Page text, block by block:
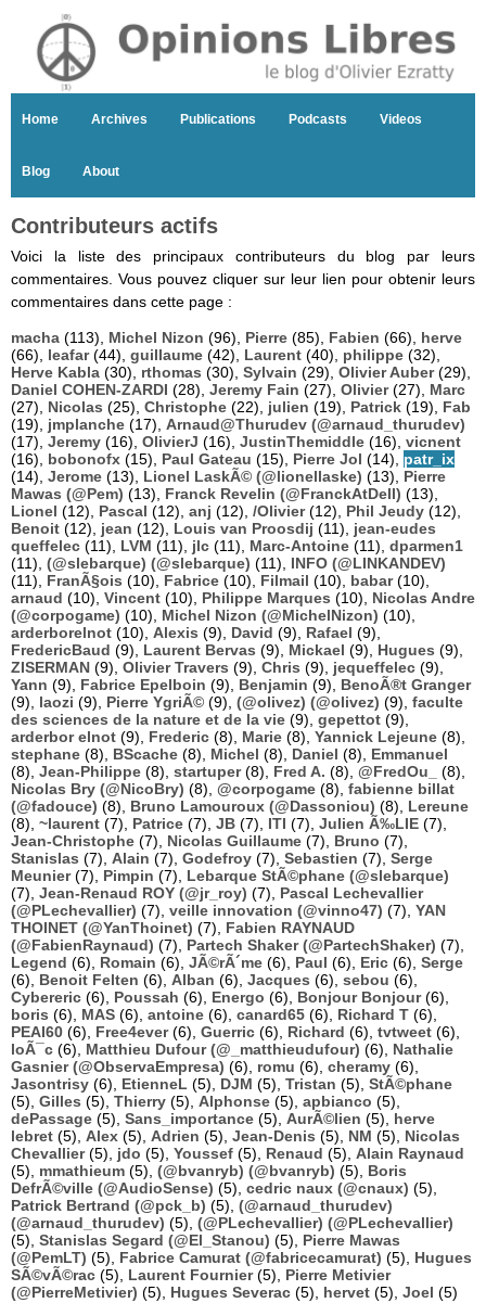
Home Archives Publications Podcasts Videos
Blog About
Contributeurs actifs
Voici la liste des principaux contributeurs du blog par leurs
commentaires. Vous pouvez cliquer sur leur lien pour obtenir leurs
commentaires dans cette page :
macha (113), Michel Nizon (96), Pierre (85), Fabien (66), herve
(66), leafar(44), guillaume (42), Laurent (40), philippe (32),
Herve Kabla (30), rthomas (30), Sylvain (29), Olivier Auber(29),
Daniel COHEN-ZARDI (28), Jeremy Fain (27), Olivier(27), Marc
(27), Nicolas (25), Christophe (22), julien (19), Patrick (19), Fab
(19), jmplanche (17), Arnaud@Thurudev (@arnaud_thurudev)
(17), Jeremy (16), OlivierJ (16), JustinThemiddle (16), vicnent
(16), bobonofx (15), Paul Gateau (15), Pierre Jol (14), patr_ix
(14), Jerome (13), Lionel LaskÃ© (@lionellaske) (13), Pierre
Mawas (@Pem) (13), Franck Revelin (@FranckAtDell) (13),
Lionel (12), Pascal (12), anj (12), /Olivier(12), Phil Jeudy (12),
Benoit (12), jean (12), Louis van Proosdij (11), jean-eudes
queffelec (11), LVM (11), jlc (11), Marc-Antoine (11), dparmen1
(11), (@slebarque) (@slebarque) (11), INFO (@LINKANDEV)
(11), FranÃ§ois (10), Fabrice (10), Filmail (10), babar(10),
arnaud (10), Vincent (10), Philippe Marques (10), Nicolas Andre
(@corpogame) (10), Michel Nizon (@MichelNizon) (10),
arderborelnot (10), Alexis (9), David (9), Rafael (9),
FredericBaud (9), Laurent Bervas (9), Mickael (9), Hugues (9),
ZISERMAN (9), Olivier Travers (9), Chris (9), jequeffelec (9),
Yann (9), Fabrice Epelboin (9), Benjamin (9), BenoÃ®t Granger
(9), laozi (9), Pierre YgriÃ© (9), (@olivez) (@olivez) (9), faculte
des sciences de la nature et de la vie (9), gepettot (9),
arderbor elnot (9), Frederic (8), Marie (8), Yannick Lejeune (8),
stephane (8), BScache (8), Michel (8), Daniel (8), Emmanuel
(8), Jean-Philippe (8), startuper(8), Fred A. (8), @FredOu_
(8),
Nicolas Bry (@NicoBry) (8), @corpogame (8), fabienne billat
(@fadouce) (8), Bruno Lamouroux (@Dassoniou) (8), Lereune
(8), ~laurent (7), Patrice (7), JB (7), ITI (7), Julien Ã‰LIE (7),
Jean-Christophe (7), Nicolas Guillaume (7), Bruno (7),
Stanislas (7), Alain (7), Godefroy (7), Sebastien (7), Serge
Meunier(7), Pimpin (7), Lebarque StÃ©phane (@slebarque)
(7), Jean-Renaud ROY (@jr_roy) (7), Pascal Lechevallier
(@PLechevallier) (7), veille innovation (@vinno47) (7), YAN
THOINET (@YanThoinet) (7), Fabien RAYNAUD
(@FabienRaynaud) (7), Partech Shaker (@PartechShaker) (7),
Legend (6), Romain (6), JÃ©rÃ´me (6), Paul (6), Eric (6), Serge
(6), Benoit Felten (6), Alban (6), Jacques (6), sebou (6),
Cybereric (6), Poussah (6), Energo (6), Bonjour Bonjour(6),
boris (6), MAS (6), antoine (6), canard65 (6), Richard T (6),
PEAI60 (6), Free4ever(6), Guerric (6), Richard (6), tvtweet (6),
loÃ¯c (6), Matthieu Dufour (@_matthieudufour) (6), Nathalie
Gasnier (@ObservaEmpresa) (6), romu (6), cheramy (6),
Jasontrisy (6), EtienneL (5), DJM (5), Tristan (5), StÃ©phane
(5), Gilles (5), Thierry (5), Alphonse (5), apbianco (5),
dePassage (5), Sans_importance (5), AurÃ©lien (5), herve
lebret (5), Alex (5), Adrien (5), Jean-Denis (5), NM (5), Nicolas
Chevallier(5), jdo (5), Youssef (5), Renaud (5), Alain Raynaud
(5), mmathieum (5), (@bvanryb) (@bvanryb) (5), Boris
DefrÃ©ville (@AudioSense) (5), cedric naux (@cnaux) (5),
Patrick Bertrand (@pck_b) (5), (@arnaud_thurudev)
(@arnaud_thurudev) (5), (@PLechevallier) (@PLechevallier)
(5), Stanislas Segard (@El_Stanou) (5), Pierre Mawas
(@PemLT) (5), Fabrice Camurat (@fabricecamurat) (5), Hugues
SÃ©vÃ©rac (5), Laurent Fournier(5), Pierre Metivier
(@PierreMetivier) (5), Hugues Severac (5), hervet (5), Joel (5)